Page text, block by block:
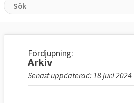
Fördjupning:
Arkiv
Senast uppdaterad: 18 juni 2024